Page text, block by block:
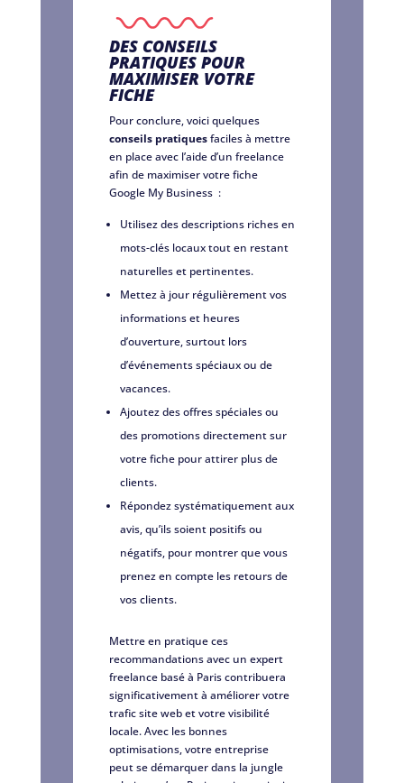
DES CONSEILS
PRATIQUES POUR
MAXIMISER VOTRE
FICHE
Pour conclure, voici quelques
conseils pratiquesfaciles à mettre
en place avec l’aide d’un freelance
afin de maximiser votre fiche
Google My Business :
Utilisez des descriptions riches en
mots-clés locaux tout en restant
naturelles et pertinentes.
Mettez à jour régulièrement vos
informations et heures
d’ouverture, surtout lors
d’événements spéciaux ou de
vacances.
Ajoutez des offres spéciales ou
des promotions directement sur
votre fiche pour attirer plus de
clients.
Répondez systématiquement aux
avis, qu’ils soient positifs ou
négatifs, pour montrer que vous
prenez en compte les retours de
vos clients.
Mettre en pratique ces
recommandations avec un expert
freelance basé à Paris contribuera
significativement à améliorer votre
trafic site web et votre visibilité
locale. Avec les bonnes
optimisations, votre entreprise
peut se démarquer dans la jungle